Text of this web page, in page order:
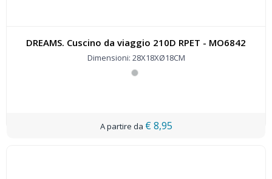
DREAMS. Cuscino da viaggio 210D RPET - MO6842
Dimensioni: 28X18XØ18CM
€ 8,95